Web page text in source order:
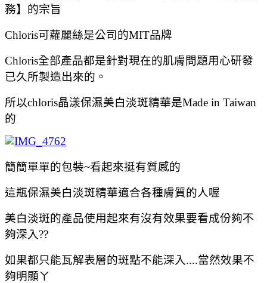
務】的宗旨
Chloris可蘿麗絲是公司的MIT品牌
Chloris全部產品都是針對現在的肌膚問題用心研發
已久所製造出來的。
所以chloris晶漾保濕美白淡斑精華是Made in Taiwan
的
簡簡單單的包裝~看起來挺有質感的
這瓶保濕美白淡斑精華適合各種膚質的人喔
美白淡斑的產品使用起來有沒有效果要看成份夠不
夠深入??
如果都只能瓦解表層的斑點不能深入....當然效果不
夠明顯ㄚ